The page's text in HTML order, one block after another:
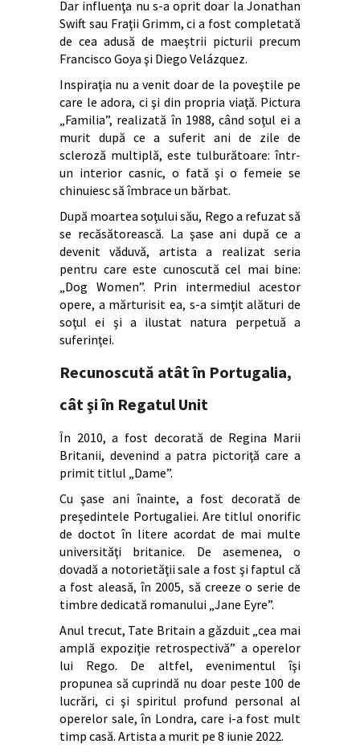
Dar influenţa nu s-a oprit doar la Jonathan
Swift sau Fraţii Grimm, ci a fost completată
de cea adusă de maeştrii picturii precum
Francisco Goya şi Diego Velázquez.
Inspiraţia nu a venit doar de la poveştile pe
care le adora, ci şi din propria viaţă. Pictura
„Familia”, realizată în 1988, când soţul ei a
murit după ce a suferit ani de zile de
scleroză multiplă, este tulburătoare: într-
un interior casnic, o fată şi o femeie se
chinuiesc să îmbrace un bărbat.
După moartea soţului său, Rego a refuzat să
se recăsătorească. La şase ani după ce a
devenit văduvă, artista a realizat seria
pentru care este cunoscută cel mai bine:
„Dog Women”. Prin intermediul acestor
opere, a mărturisit ea, s-a simţit alături de
soţul ei şi a ilustat natura perpetuă a
suferinţei.
Recunoscută atât în Portugalia,
cât şi în Regatul Unit
În 2010, a fost decorată de Regina Marii
Britanii, devenind a patra pictoriţă care a
primit titlul „Dame”.
Cu şase ani înainte, a fost decorată de
preşedintele Portugaliei. Are titlul onorific
de doctot în litere acordat de mai multe
universităţi britanice. De asemenea, o
dovadă a notorietăţii sale a fost şi faptul că
a fost aleasă, în 2005, să creeze o serie de
timbre dedicată romanului „Jane Eyre”.
Anul trecut, Tate Britain a găzduit „cea mai
amplă expoziţie retrospectivă” a operelor
lui Rego. De altfel, evenimentul îşi
propunea să cuprindă nu doar peste 100 de
lucrări, ci şi spiritul profund personal al
operelor sale, în Londra, care i-a fost mult
timp casă. Artista a murit pe 8 iunie 2022.